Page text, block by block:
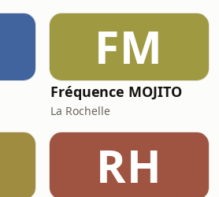
FM
Fréquence MOJITO
La Rochelle
RH